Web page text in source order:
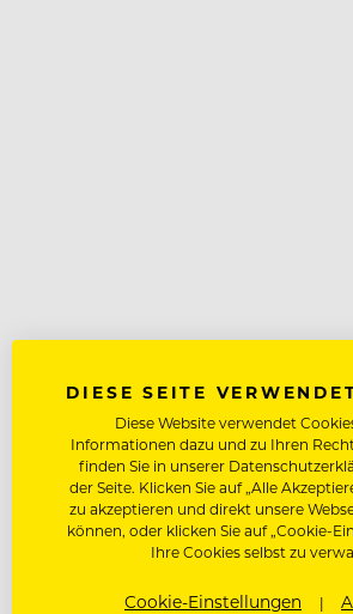
DIESE SEITE
Diese Website verwendet
Informationen dazu und zu Ihren
finden Sie in unserer
der Seite. Klicken Sie auf „Alle
zu akzeptieren und direkt unsere
können, oder klicken Sie auf „Cookie-
Ihre Cookies selbst zu
Cookie-Einstellungen